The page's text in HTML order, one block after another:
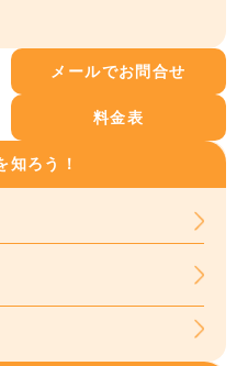
メールでお問合せ
料金表
知ろう！